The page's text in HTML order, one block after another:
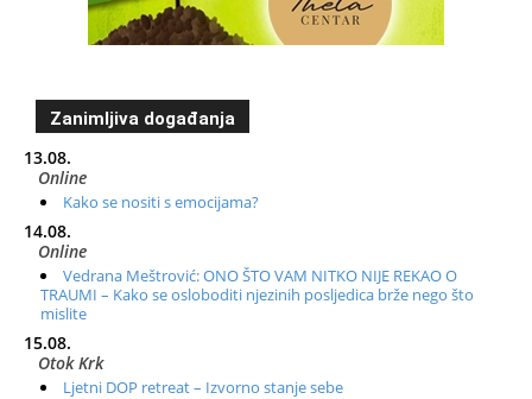
Zanimljiva događanja
13.08.
Online
Kako se nositi s emocijama?
14.08.
Online
Vedrana Meštrović: ONO ŠTO VAM NITKO NIJE REKAO O
TRAUMI – Kako se osloboditi njezinih posljedica brže nego što
mislite
15.08.
Otok Krk
Ljetni DOP retreat – Izvorno stanje sebe